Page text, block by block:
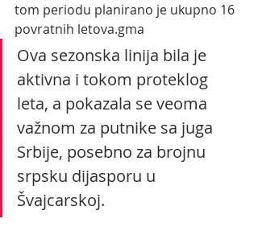
tom periodu planirano je ukupno 16
povratnih letova.gma
Ova sezonska linija bila je
aktivna i tokom proteklog
leta, a pokazala se veoma
važnom za putnike sa juga
Srbije, posebno za brojnu
srpsku dijasporu u
Švajcarskoj.